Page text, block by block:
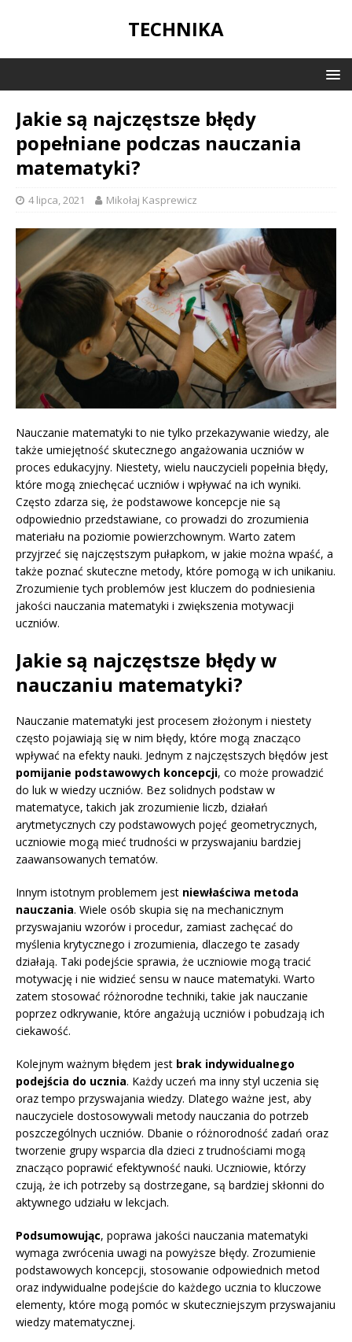
TECHNIKA
Jakie są najczęstsze błędy
popełniane podczas nauczania
matematyki?
4 lipca, 2021 Mikołaj Kasprewicz
Nauczanie matematyki to nie tylko przekazywanie wiedzy, ale
także umiejętność skutecznego angażowania uczniów w
proces edukacyjny. Niestety, wielu nauczycieli popełnia błędy,
które mogą zniechęcać uczniów i wpływać na ich wyniki.
Często zdarza się, że podstawowe koncepcje nie są
odpowiednio przedstawiane, co prowadzi do zrozumienia
materiału na poziomie powierzchownym. Warto zatem
przyjrzeć się najczęstszym pułapkom, w jakie można wpaść, a
także poznać skuteczne metody, które pomogą w ich unikaniu.
Zrozumienie tych problemów jest kluczem do podniesienia
jakości nauczania matematyki i zwiększenia motywacji
uczniów.
Jakie są najczęstsze błędy w
nauczaniu matematyki?
Nauczanie matematyki jest procesem złożonym i niestety
często pojawiają się w nim błędy, które mogą znacząco
wpływać na efekty nauki. Jednym z najczęstszych błędów jest
pomijanie podstawowych koncepcji, co może prowadzić
do luk w wiedzy uczniów. Bez solidnych podstaw w
matematyce, takich jak zrozumienie liczb, działań
arytmetycznych czy podstawowych pojęć geometrycznych,
uczniowie mogą mieć trudności w przyswajaniu bardziej
zaawansowanych tematów.
Innym istotnym problemem jest niewłaściwa metoda
nauczania. Wiele osób skupia się na mechanicznym
przyswajaniu wzorów i procedur, zamiast zachęcać do
myślenia krytycznego i zrozumienia, dlaczego te zasady
działają. Taki podejście sprawia, że uczniowie mogą tracić
motywację i nie widzieć sensu w nauce matematyki. Warto
zatem stosować różnorodne techniki, takie jak nauczanie
poprzez odkrywanie, które angażują uczniów i pobudzają ich
ciekawość.
Kolejnym ważnym błędem jest brak indywidualnego
podejścia do ucznia. Każdy uczeń ma inny styl uczenia się
oraz tempo przyswajania wiedzy. Dlatego ważne jest, aby
nauczyciele dostosowywali metody nauczania do potrzeb
poszczególnych uczniów. Dbanie o różnorodność zadań oraz
tworzenie grupy wsparcia dla dzieci z trudnościami mogą
znacząco poprawić efektywność nauki. Uczniowie, którzy
czują, że ich potrzeby są dostrzegane, są bardziej skłonni do
aktywnego udziału w lekcjach.
Podsumowując, poprawa jakości nauczania matematyki
wymaga zwrócenia uwagi na powyższe błędy. Zrozumienie
podstawowych koncepcji, stosowanie odpowiednich metod
oraz indywidualne podejście do każdego ucznia to kluczowe
elementy, które mogą pomóc w skuteczniejszym przyswajaniu
wiedzy matematycznej.